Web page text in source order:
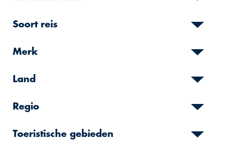
Soort reis
Merk
Land
Regio
Toeristische gebieden